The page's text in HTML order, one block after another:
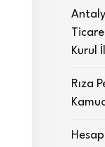
Kurul
Rıza